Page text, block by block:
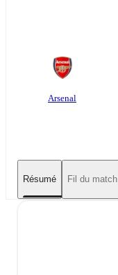
Arsenal
Résumé Fil du match